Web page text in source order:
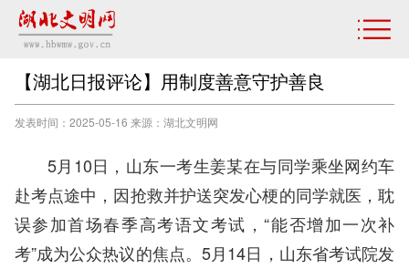
【湖北日报评论】用制度善意守护善良
发表时间：2025-05-16 来源：湖北文明网
5月10日，山东一考生姜某在与同学乘坐网约车
赴考点途中，因抢救并护送突发心梗的同学就医，耽
误参加首场春季高考语文考试，“能否增加一次补
考”成为公众热议的焦点。5月14日，山东省考试院发